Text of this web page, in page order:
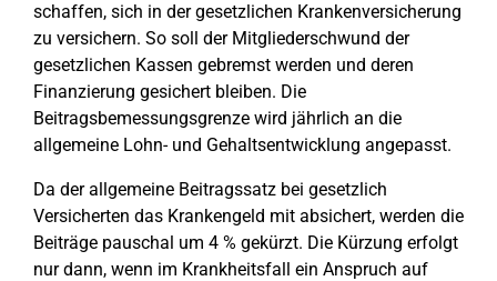
schaffen, sich in der gesetzlichen Krankenversicherung
zu versichern. So soll der Mitgliederschwund der
gesetzlichen Kassen gebremst werden und deren
Finanzierung gesichert bleiben. Die
Beitragsbemessungsgrenze wird jährlich an die
allgemeine Lohn- und Gehaltsentwicklung angepasst.
Da der allgemeine Beitragssatz bei gesetzlich
Versicherten das Krankengeld mit absichert, werden die
Beiträge pauschal um 4 % gekürzt. Die Kürzung erfolgt
nur dann, wenn im Krankheitsfall ein Anspruch auf